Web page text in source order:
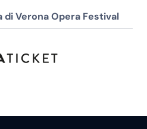
di Verona Opera Festival